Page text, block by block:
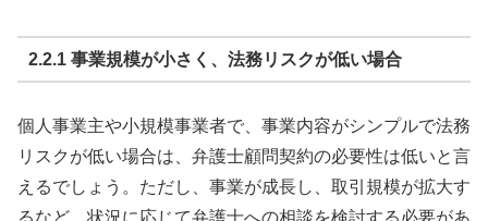
2.2.1 事業規模が小さく、法務リスクが低い場合
個人事業主や小規模事業者で、事業内容がシンプルで法務
リスクが低い場合は、弁護士顧問契約の必要性は低いと言
えるでしょう。ただし、事業が成長し、取引規模が拡大す